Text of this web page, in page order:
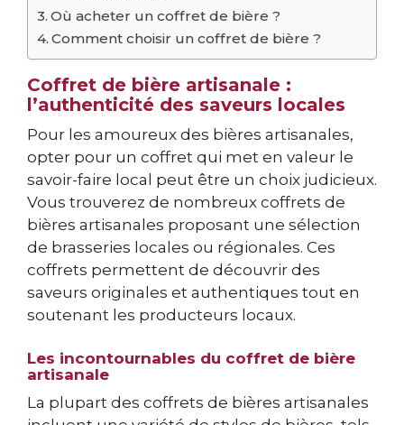
Où acheter un coffret de bière ?
Comment choisir un coffret de bière ?
Coffret de bière artisanale :
l’authenticité des saveurs locales
Pour les amoureux des bières artisanales,
opter pour un coffret qui met en valeur le
savoir-faire local peut être un choix judicieux.
Vous trouverez de nombreux coffrets de
bières artisanales proposant une sélection
de brasseries locales ou régionales. Ces
coffrets permettent de découvrir des
saveurs originales et authentiques tout en
soutenant les producteurs locaux.
Les incontournables du coffret de bière
artisanale
La plupart des coffrets de bières artisanales